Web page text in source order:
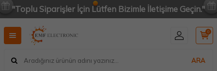
"Toplu Siparişler İçin Lütfen Bizimle İletişime Geçin."
ARA
0